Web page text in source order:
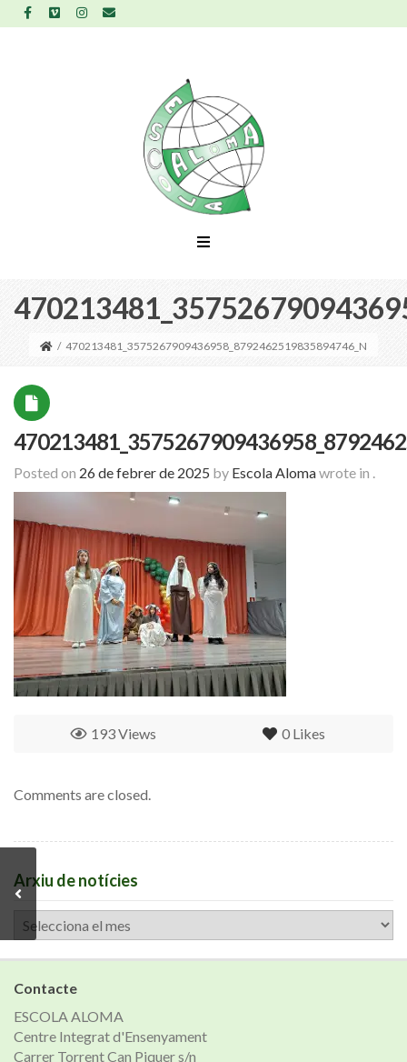
/ 470213481_3575267909436958_8792462519835894746_N
Posted on 26 de febrer de 2025 by Escola Alomawrote in .
0 Likes
193 Views
Comments are closed.
Arxiu de notícies
Arxiu
de
notícies
Contacte
ESCOLA ALOMA
Centre Integrat d'Ensenyament
Carrer Torrent Can Piquer s/n